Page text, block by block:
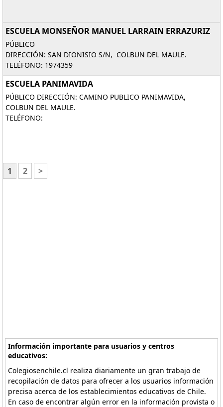
ESCUELA MONSEÑOR MANUEL LARRAIN ERRAZURIZ
PÚBLICO
DIRECCIÓN: SAN DIONISIO S/N, COLBUN DEL MAULE.
TELÉFONO: 1974359
ESCUELA PANIMAVIDA
PÚBLICO DIRECCIÓN: CAMINO PUBLICO PANIMAVIDA,
COLBUN DEL MAULE.
TELÉFONO:
1 2 >
Información importante para usuarios y centros
educativos:
Colegiosenchile.cl realiza diariamente un gran trabajo de
recopilación de datos para ofrecer a los usuarios información
precisa acerca de los establecimientos educativos de Chile.
En caso de encontrar algún error en la información provista o